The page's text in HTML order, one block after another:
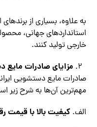
به علاوه، بسیاری از برندهای
استانداردهای جهانی،
خارجی تولید کنند.
مزایای صادرات مایع
صادرات مایع دستشویی
مهم‌ترین آن‌ها به شرح زیر
الف.کیفیت بالا با قیمت